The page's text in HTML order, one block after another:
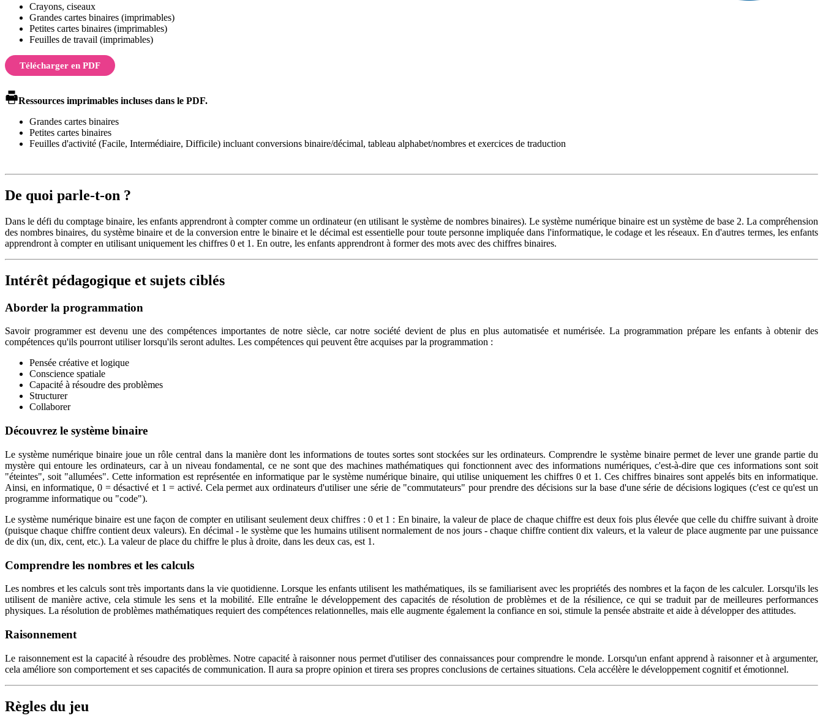
Crayons, ciseaux
Grandes cartes binaires (imprimables)
Petites cartes binaires (imprimables)
Feuilles de travail (imprimables)
Télécharger en PDF
Ressources imprimables incluses dans le PDF.
Grandes cartes binaires
Petites cartes binaires
Feuilles d'activité (Facile, Intermédiaire, Difficile) incluant conversions binaire/décimal, tableau alphabet/nombres et exercices de traduction
De quoi parle-t-on ?
Dans le défi du comptage binaire, les enfants apprendront à compter comme un ordinateur (en utilisant le système de nombres binaires). Le système numérique binaire est un système de base 2. La compréhension
des nombres binaires, du système binaire et de la conversion entre le binaire et le décimal est essentielle pour toute personne impliquée dans l'informatique, le codage et les réseaux. En d'autres termes, les enfants
apprendront à compter en utilisant uniquement les chiffres 0 et 1. En outre, les enfants apprendront à former des mots avec des chiffres binaires.
Intérêt pédagogique et sujets ciblés
Aborder la programmation
Savoir programmer est devenu une des compétences importantes de notre siècle, car notre société devient de plus en plus automatisée et numérisée. La programmation prépare les enfants à obtenir des
compétences qu'ils pourront utiliser lorsqu'ils seront adultes. Les compétences qui peuvent être acquises par la programmation :
Pensée créative et logique
Conscience spatiale
Capacité à résoudre des problèmes
Structurer
Collaborer
Découvrez le système binaire
Le système numérique binaire joue un rôle central dans la manière dont les informations de toutes sortes sont stockées sur les ordinateurs. Comprendre le système binaire permet de lever une grande partie du
mystère qui entoure les ordinateurs, car à un niveau fondamental, ce ne sont que des machines mathématiques qui fonctionnent avec des informations numériques, c'est-à-dire que ces informations sont soit
"éteintes", soit "allumées". Cette information est représentée en informatique par le système numérique binaire, qui utilise uniquement les chiffres 0 et 1. Ces chiffres binaires sont appelés bits en informatique.
Ainsi, en informatique, 0 = désactivé et 1 = activé. Cela permet aux ordinateurs d'utiliser une série de "commutateurs" pour prendre des décisions sur la base d'une série de décisions logiques (c'est ce qu'est un
programme informatique ou "code").
Le système numérique binaire est une façon de compter en utilisant seulement deux chiffres : 0 et 1 : En binaire, la valeur de place de chaque chiffre est deux fois plus élevée que celle du chiffre suivant à droite
(puisque chaque chiffre contient deux valeurs). En décimal - le système que les humains utilisent normalement de nos jours - chaque chiffre contient dix valeurs, et la valeur de place augmente par une puissance
de dix (un, dix, cent, etc.). La valeur de place du chiffre le plus à droite, dans les deux cas, est 1.
Comprendre les nombres et les calculs
Les nombres et les calculs sont très importants dans la vie quotidienne. Lorsque les enfants utilisent les mathématiques, ils se familiarisent avec les propriétés des nombres et la façon de les calculer. Lorsqu'ils les
utilisent de manière active, cela stimule les sens et la mobilité. Elle entraîne le développement des capacités de résolution de problèmes et de la résilience, ce qui se traduit par de meilleures performances
physiques. La résolution de problèmes mathématiques requiert des compétences relationnelles, mais elle augmente également la confiance en soi, stimule la pensée abstraite et aide à développer des attitudes.
Raisonnement
Le raisonnement est la capacité à résoudre des problèmes. Notre capacité à raisonner nous permet d'utiliser des connaissances pour comprendre le monde. Lorsqu'un enfant apprend à raisonner et à argumenter,
cela améliore son comportement et ses capacités de communication. Il aura sa propre opinion et tirera ses propres conclusions de certaines situations. Cela accélère le développement cognitif et émotionnel.
Règles du jeu